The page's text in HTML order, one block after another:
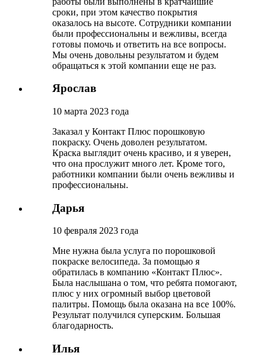
сроки, при этом качество покрытия
оказалось на высоте. Сотрудники компании
были профессиональны и вежливы, всегда
готовы помочь и ответить на все вопросы.
Мы очень довольны результатом и будем
обращаться к этой компании еще не раз.
Ярослав
10 марта 2023 года
Заказал у Контакт Плюс порошковую
покраску. Очень доволен результатом.
Краска выглядит очень красиво, и я уверен,
что она прослужит много лет. Кроме того,
работники компании были очень вежливы и
профессиональны.
Дарья
10 февраля 2023 года
Мне нужна была услуга по порошковой
покраске велосипеда. За помощью я
обратилась в компанию «Контакт Плюс».
Была наслышана о том, что ребята помогают,
плюс у них огромный выбор цветовой
палитры. Помощь была оказана на все 100%.
Результат получился суперским. Большая
благодарность.
Илья